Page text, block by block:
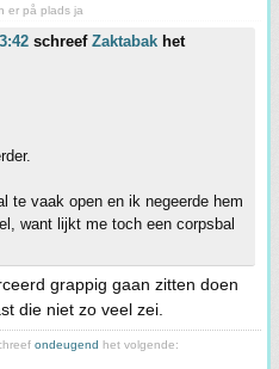
er på plads ja
schreef Zaktabak het
te vaak open en ik negeerde hem
want lijkt me toch een corpsbal
grappig gaan zitten doen
die niet zo veel zei.
ondeugend het volgende: